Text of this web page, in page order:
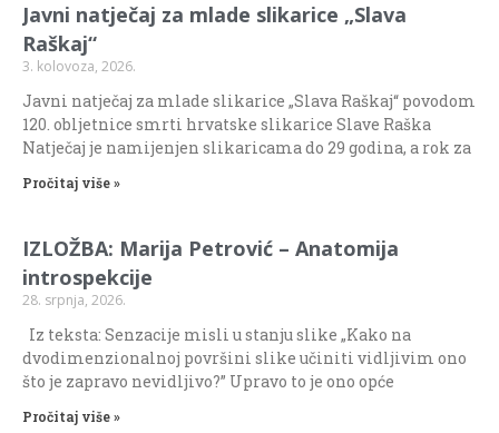
Javni natječaj za mlade slikarice „Slava
Raškaj“
3. kolovoza, 2026.
Javni natječaj za mlade slikarice „Slava Raškaj“ povodom
120. obljetnice smrti hrvatske slikarice Slave Raška
Natječaj je namijenjen slikaricama do 29 godina, a rok za
Pročitaj više »
IZLOŽBA: Marija Petrović – Anatomija
introspekcije
28. srpnja, 2026.
Iz teksta: Senzacije misli u stanju slike „Kako na
dvodimenzionalnoj površini slike učiniti vidljivim ono
što je zapravo nevidljivo?” Upravo to je ono opće
Pročitaj više »